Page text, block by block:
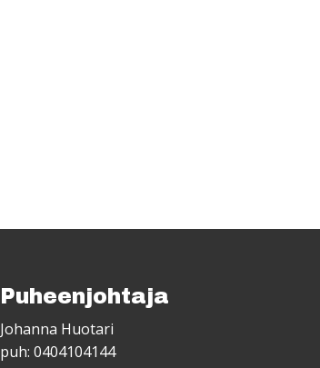
Puheenjohtaja
Johanna Huotari
puh: 0404104144